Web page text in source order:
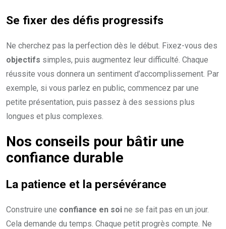
Se fixer des défis progressifs
Ne cherchez pas la perfection dès le début. Fixez-vous des
objectifs simples, puis augmentez leur difficulté. Chaque
réussite vous donnera un sentiment d’accomplissement. Par
exemple, si vous parlez en public, commencez par une
petite présentation, puis passez à des sessions plus
longues et plus complexes.
Nos conseils pour bâtir une
confiance durable
La patience et la persévérance
Construire une confiance en soi ne se fait pas en un jour.
Cela demande du temps. Chaque petit progrès compte. Ne